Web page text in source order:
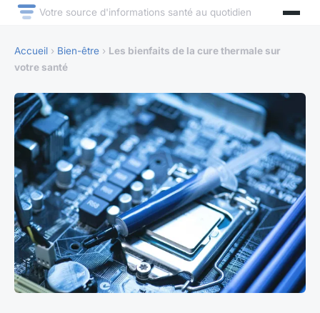
Votre source d'informations santé au quotidien
Accueil › Bien-être › Les bienfaits de la cure thermale sur
votre santé